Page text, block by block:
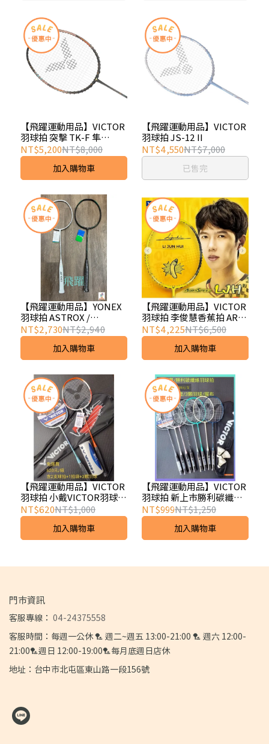
【飛躍運動用品】VICTOR
羽球拍 突擊 TK-F 隼
ULTRA C
NT$5,200NT$8,000
加入購物車
【飛躍運動用品】VICTOR
羽球拍 JS-12 II
NT$4,550NT$7,000
已售完
【飛躍運動用品】YONEX
羽球拍 ASTROX /
NANOFLARE NEXTAGE 黑
切/白切 & 2025年新款 銀
切/灰切 台製中高階碳纖維
球拍
NT$2,730NT$2,940
加入購物車
【飛躍運動用品】VICTOR
羽球拍 李俊慧香蕉拍 ARS-
LJH BANANA E 速度型羽
拍 (5U)
NT$4,225NT$6,500
加入購物車
【飛躍運動用品】VICTOR
羽球拍 小戴VICTOR羽球拍
組 DX-5110AL 羽拍組 2支
羽毛球拍+1拍袋+3顆尼龍
NT$620NT$1,000
加入購物車
【飛躍運動用品】VICTOR
羽球拍 新上市勝利碳纖維
ARS-3200/800ht 羽球拍特
價 贈原廠拍袋+3顆羽毛球
NT$999NT$1,250
加入購物車
門市資訊
客服專線： 04-24375558
客服時間：每週一公休 🏸 週二~週五 13:00-21:00 🏸 週六 12:00-
21:00🏸週日 12:00-19:00🏸每月底週日店休
地址：台中市北屯區東山路一段156號